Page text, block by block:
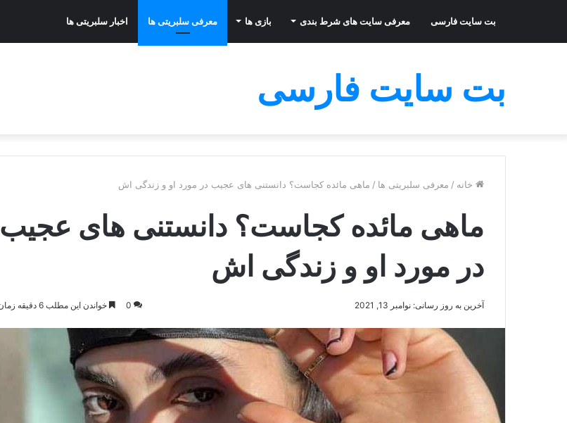
بت سایت فارسی معرفی سایت های شرط بندی بازی ها معرفی سلبریتی ها اخبار سلبریتی ها
بت سایت فارسی
خانه / معرفی سلبریتی ها / ماهی مائده کجاست؟ دانستنی های عجیب در مورد او و زندگی اش
ماهی مائده کجاست؟ دانستنی های عجیب
در مورد او و زندگی اش
آخرین به روز رسانی: نوامبر 13, 2021 0 خواندن این مطلب 6 دقیقه زمان میبرد